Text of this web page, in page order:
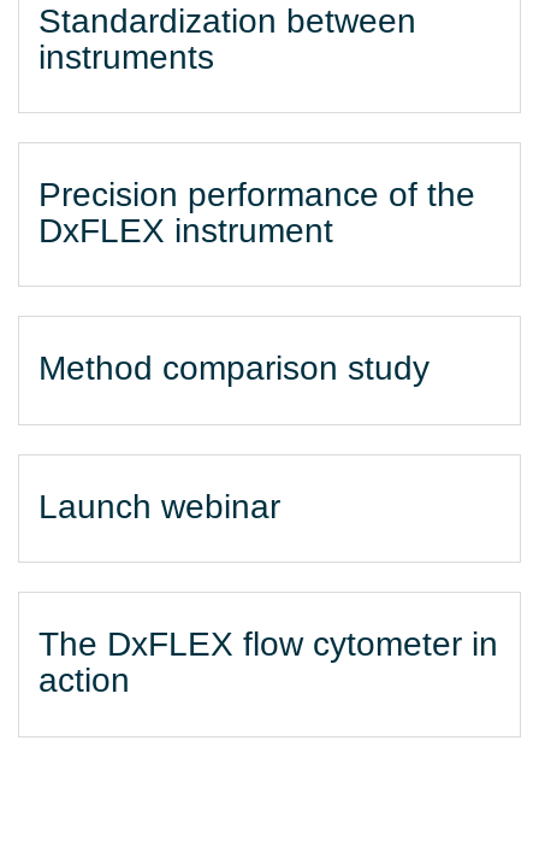
Standardization between
instruments
Precision performance of the
DxFLEX instrument
Method comparison study
Launch webinar
The DxFLEX flow cytometer in
action